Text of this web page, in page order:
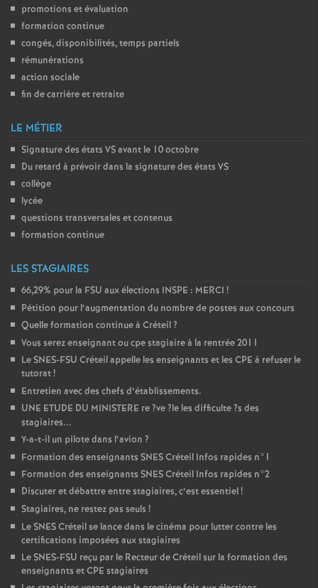
promotions et évaluation
formation continue
congés, disponibilités, temps partiels
rémunérations
action sociale
fin de carrière et retraite
LE MÉTIER
Signature des états VSavant le 10 octobre
Du retard à prévoir dans la signature des états VS
collège
lycée
questions transversales et contenus
formation continue
LES STAGIAIRES
66,29% pour la FSU aux élections INSPE : MERCI !
Pétition pour l’augmentation du nombre de postes aux concours
Quelle formation continue à Créteil?
Vous serez enseignant ou cpe stagiaire à la rentrée 2011
LeSNES-FSU Créteil appelle les enseignants et les CPE à refuser le
tutorat!
Entretien avec des chefs d’établissements.
UNE ETUDE DU MINISTERE re?ve?le les difficulte?s des
stagiaires...
Y-a-t-il un pilote dans l’avion ?
Formation des enseignants SNESCréteil Infos rapides n°1
Formation des enseignants SNESCréteil Infos rapides n°2
Discuter et débattre entre stagiaires, c’est essentiel!
Stagiaires, ne restez pas seuls !
LeSNESCréteil se lance dans le cinéma pour lutter contre les
certifications imposées aux stagiaires
LeSNES-FSU reçu par le Recteur de Créteil sur la formation des
enseignants etCPE stagiaires